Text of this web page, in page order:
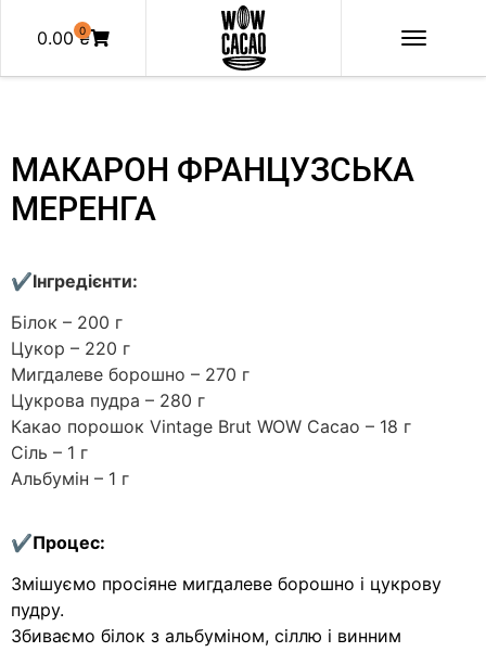
0.00₴
0
МАКАРОН ФРАНЦУЗСЬКА
МЕРЕНГА
✔Інгредієнти:
Білок – 200 г
Цукор – 220 г
Мигдалеве борошно – 270 г
Цукрова пудра – 280 г
Какао порошок Vintage Brut WOW Cacao – 18 г
Сіль – 1 г
Альбумін – 1 г
✔Процес:
Змішуємо просіяне мигдалеве борошно і цукрову
пудру.
Збиваємо білок з альбуміном, сіллю і винним